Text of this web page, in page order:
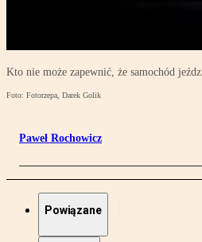
Kto nie może zapewnić, że samochód
Foto: Fotorzepa, Darek Golik
Paweł Rochowicz
Powiązane